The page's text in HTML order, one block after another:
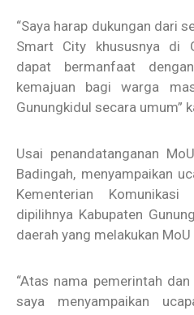
“Saya harap dukungan dari
Smart City khususnya di
dapat bermanfaat
kemajuan bagi warga
Gunungkidul secara umum”
Usai penandatanganan
Badingah, menyampaikan
Kementerian
dipilihnya Kabupaten
daerah yang melakukan MoU
“Atas nama pemerintah
saya menyampaikan